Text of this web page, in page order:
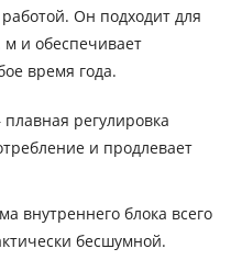
Он подходит для
и обеспечивает
время года.
регулировка
и продлевает
внутреннего блока всего
бесшумной.